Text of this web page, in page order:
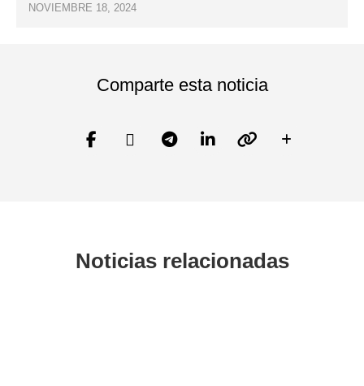
NOVIEMBRE 18, 2024
Comparte esta noticia
Noticias relacionadas